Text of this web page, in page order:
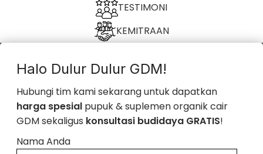
TESTIMONI
KEMITRAAN
Halo Dulur Dulur GDM!
Hubungi tim kami sekarang untuk dapatkan
harga spesial pupuk & suplemen organik cair
GDM sekaligus konsultasi budidaya GRATIS!
Nama Anda